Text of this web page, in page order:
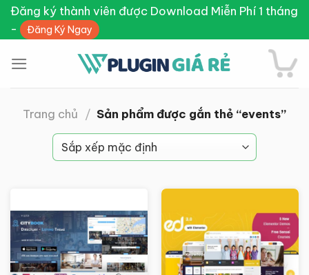
Skip
content
Đăng ký thành viên được Download Miễn Phí 1 tháng
-
Đăng Ký Ngay
Trang chủ / Sản phẩm được gắn thẻ “events”